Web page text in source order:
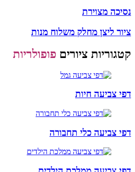
נסיכה מצוירת
ציור ליצן מחלק משלוח מנות
קטגוריות ציורים פופולריות
דפי צביעה חיות
דפי צביעה כלי תחבורה